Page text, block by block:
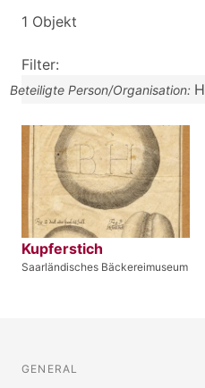
1 Objekt
Filter:
Beteiligte Person/Organisation:
Kupferstich
Saarländisches Bäckereimuseum
GENERAL